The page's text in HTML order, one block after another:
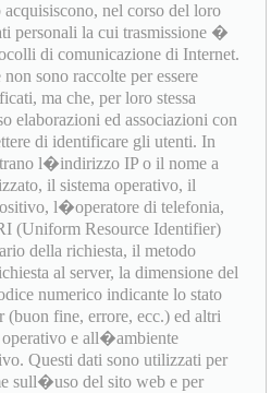
nel corso del loro
personali la cui trasmissione �
di comunicazione di Internet.
sono raccolte per essere
ma che, per loro stessa
elaborazioni ed associazioni con
di identificare gli utenti. In
l�indirizzo IP o il nome a
il sistema operativo, il
l�operatore di telefonia,
(Uniform Resource Identifier)
della richiesta, il metodo
al server, la dimensione del
numerico indicante lo stato
(buon fine, errore, ecc.) ed altri
operativo e all�ambiente
Questi dati sono utilizzati per
sull�uso del sito web e per